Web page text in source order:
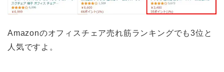
Amazonのオフィスチェア売れ筋ランキングでも3位と
人気ですよ。